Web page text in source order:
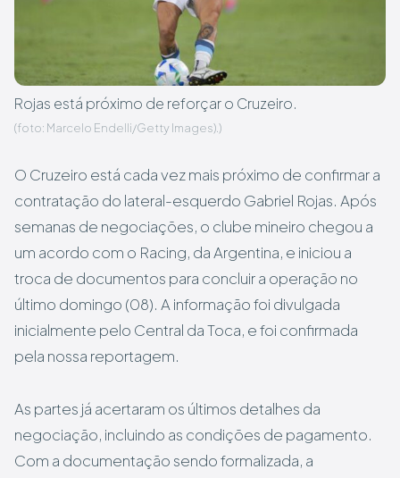
Rojas está próximo de reforçar o Cruzeiro.
(foto: Marcelo Endelli/Getty Images).)
O Cruzeiro está cada vez mais próximo de confirmar a
contratação do lateral-esquerdo Gabriel Rojas. Após
semanas de negociações, o clube mineiro chegou a
um acordo com o Racing, da Argentina, e iniciou a
troca de documentos para concluir a operação no
último domingo (08). A informação foi divulgada
inicialmente pelo Central da Toca, e foi confirmada
pela nossa reportagem.
As partes já acertaram os últimos detalhes da
negociação, incluindo as condições de pagamento.
Com a documentação sendo formalizada, a